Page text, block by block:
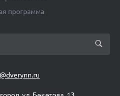
программа